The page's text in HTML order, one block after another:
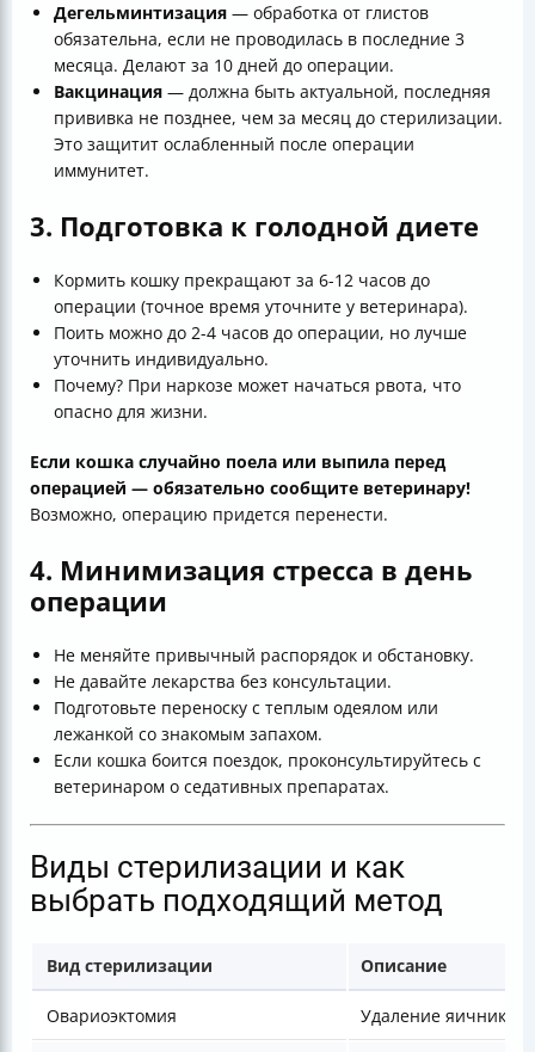
Дегельминтизация — обработка от глистов
обязательна, если не проводилась в последние 3
месяца. Делают за 10 дней до операции.
Вакцинация — должна быть актуальной, последняя
прививка не позднее, чем за месяц до стерилизации.
Это защитит ослабленный после операции
иммунитет.
3. Подготовка к голодной диете
Кормить кошку прекращают за 6-12 часов до
операции (точное время уточните у ветеринара).
Поить можно до 2-4 часов до операции, но лучше
уточнить индивидуально.
Почему? При наркозе может начаться рвота, что
опасно для жизни.
Если кошка случайно поела или выпила перед
операцией — обязательно сообщите ветеринару!
Возможно, операцию придется перенести.
4. Минимизация стресса в день
операции
Не меняйте привычный распорядок и обстановку.
Не давайте лекарства без консультации.
Подготовьте переноску с теплым одеялом или
лежанкой со знакомым запахом.
Если кошка боится поездок, проконсультируйтесь с
ветеринаром о седативных препаратах.
Виды стерилизации и как
выбрать подходящий метод
Вид стерилизации Описание
Овариоэктомия Удаление яичников